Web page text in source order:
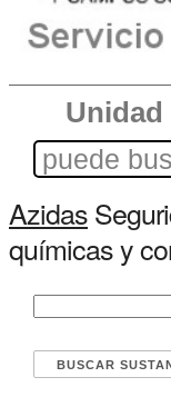
Unidad
Azidas
químicas y